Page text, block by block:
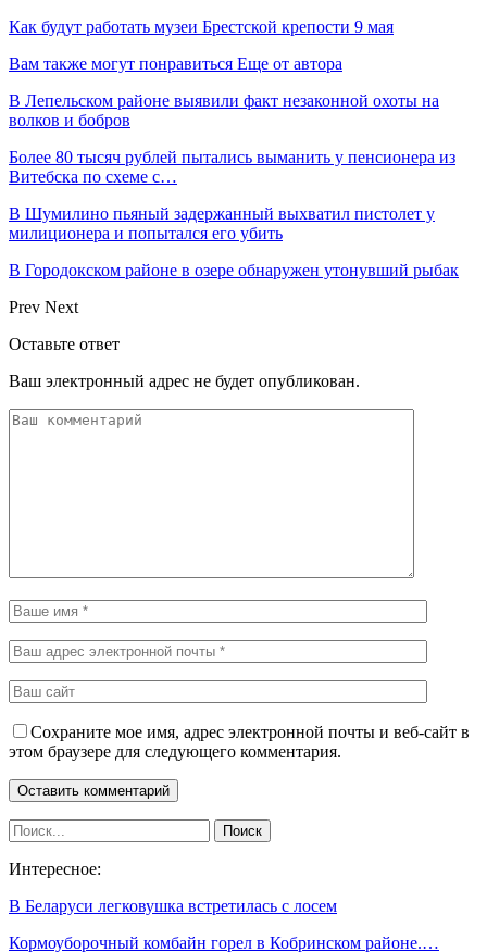
Как будут работать музеи Брестской крепости 9 мая
Вам также могут понравиться Еще от автора
В Лепельском районе выявили факт незаконной охоты на
волков и бобров
Более 80 тысяч рублей пытались выманить у пенсионера из
Витебска по схеме с…
В Шумилино пьяный задержанный выхватил пистолет у
милиционера и попытался его убить
В Городокском районе в озере обнаружен утонувший рыбак
Prev Next
Оставьте ответ
Ваш электронный адрес не будет опубликован.
Сохраните мое имя, адрес электронной почты и веб-сайт в
этом браузере для следующего комментария.
Интересное:
В Беларуси легковушка встретилась с лосем
Кормоуборочный комбайн горел в Кобринском районе.…